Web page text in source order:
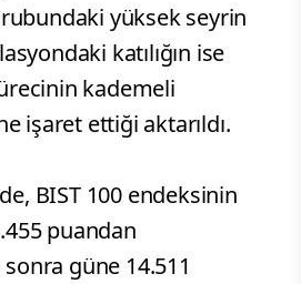
yüksek seyrin
katılığın ise
kademeli
işaret ettiği aktarıldı.
BIST 100 endeksinin
puandan
güne 14.511